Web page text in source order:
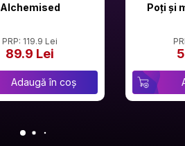
Alchemised
PRP: 119.9 Lei
89.9 Lei
Adaugă în coș
Poți și